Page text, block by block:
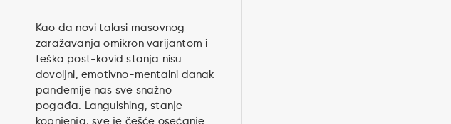
Kao da novi talasi masovnog
zaražavanja omikron varijantom i
teška post-kovid stanja nisu
dovoljni, emotivno-mentalni danak
pandemije nas sve snažno
pogađa. Languishing, stanje
kopnjenja, sve je češće osećanje